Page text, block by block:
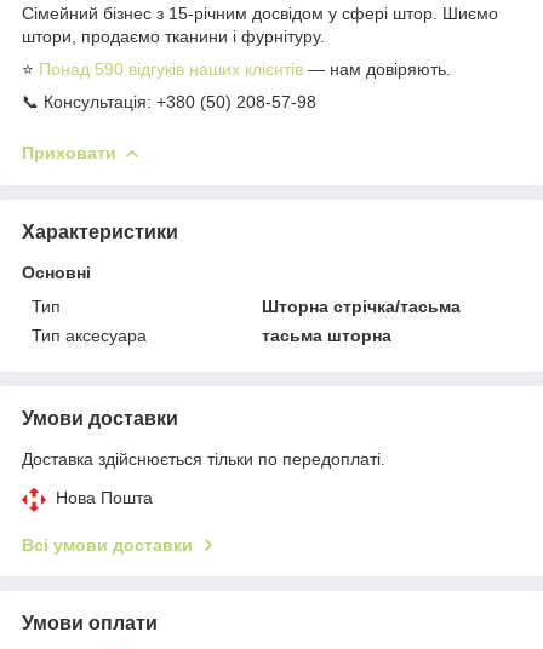
Сімейний бізнес з 15-річним досвідом у сфері штор. Шиємо
штори, продаємо тканини і фурнітуру.
⭐ Понад 590 відгуків наших клієнтів — нам довіряють.
📞 Консультація: +380 (50) 208-57-98
Приховати
Характеристики
Основні
Тип
Шторна стрічка/тасьма
Тип аксесуара
тасьма шторна
Умови доставки
Доставка здійснюється тільки по передоплаті.
Нова Пошта
Всі умови доставки
Умови оплати